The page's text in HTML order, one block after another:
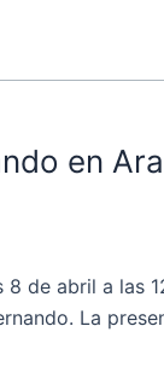
en
8 de abril a las
La